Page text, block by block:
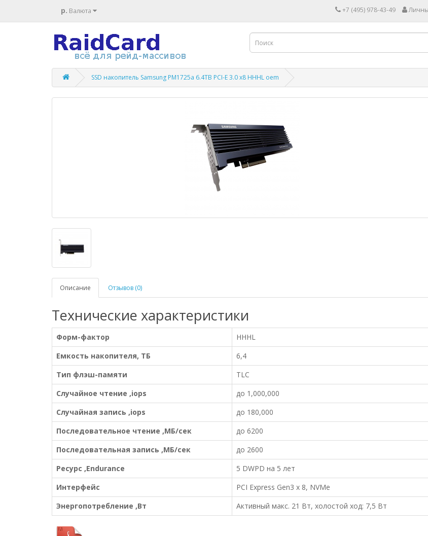
р. Валюта +7 (495) 978-43-49
SSD накопитель Samsung PM1725a 6.4TB PCI-E 3.0 x8 HHHL oem
Описание Отзывов (0)
Технические характеристики
Форм-фактор
HHHL
Емкость накопителя, ТБ
6,4
Тип флэш-памяти
TLC
Случайное чтение ,iops
до 1,000,000
Случайная запись ,iops
до 180,000
Последовательное чтение ,МБ/сек
до 6200
Последовательная запись ,МБ/сек
до 2600
Ресурс ,Endurance
5 DWPD на 5 лет
Интерфейс
PCI Express Gen3 x 8, NVMe
Энергопотребление ,Вт
Активный макс. 21 Вт, холостой ход: 7,5 Вт